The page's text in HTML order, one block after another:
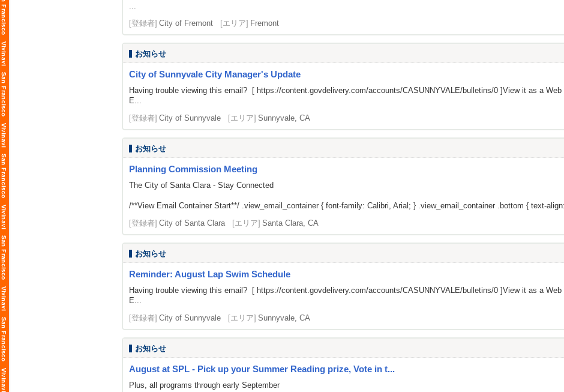
...
[登録者] City of Fremont [エリア] Fremont
お知らせ
City of Sunnyvale City Manager's Update
Having trouble viewing this email? [ https://content.govdelivery.com/accounts/CASUNNYVALE/bulletins/0 ]View it as a Web
E...
[登録者] City of Sunnyvale [エリア] Sunnyvale, CA
お知らせ
Planning Commission Meeting
The City of Santa Clara - Stay Connected
/**View Email Container Start**/ .view_email_container { font-family: Calibri, Arial; } .view_email_container .bottom { text-
[登録者] City of Santa Clara [エリア] Santa Clara, CA
お知らせ
Reminder: August Lap Swim Schedule
Having trouble viewing this email? [ https://content.govdelivery.com/accounts/CASUNNYVALE/bulletins/0 ]View it as a Web
E...
[登録者] City of Sunnyvale [エリア] Sunnyvale, CA
お知らせ
August at SPL - Pick up your Summer Reading prize, Vote in t...
Plus, all programs through early September